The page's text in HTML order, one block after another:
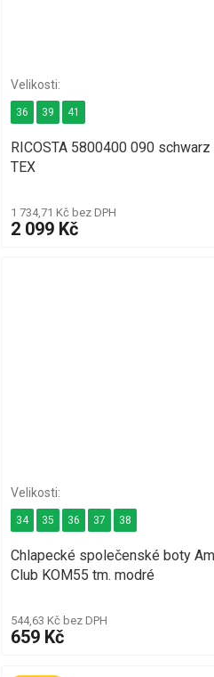
RICOSTA 5800400 090 schwarz
TEX
1 734,71 Kč bez DPH
2 099 Kč
36 39 41
Chlapecké společenské boty
Club KOM55 tm. modré
544,63 Kč bez DPH
659 Kč
34 35 36 37 38